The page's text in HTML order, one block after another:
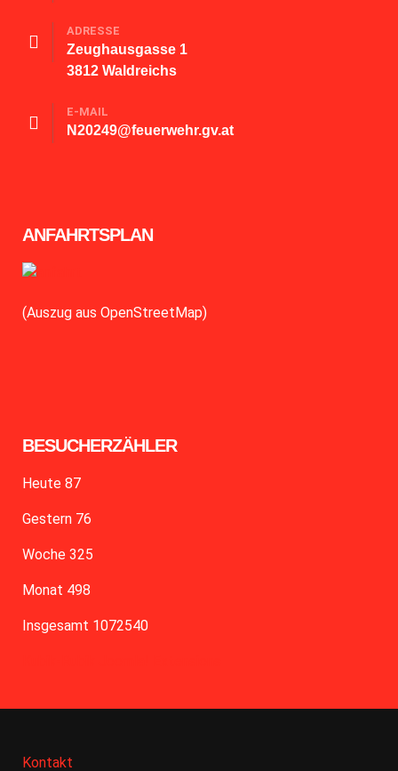
ADRESSE
Zeughausgasse 1
3812 Waldreichs
E-MAIL
N20249@feuerwehr.gv.at
ANFAHRTSPLAN
(Auszug aus OpenStreetMap)
BESUCHERZÄHLER
Heute 87
Gestern 76
Woche 325
Monat 498
Insgesamt 1072540
Kontakt